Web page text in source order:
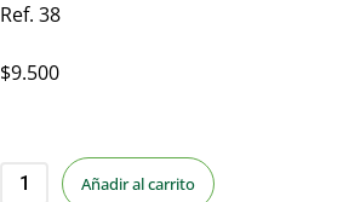
Ref. 38
$9.500
Añadir al carrito